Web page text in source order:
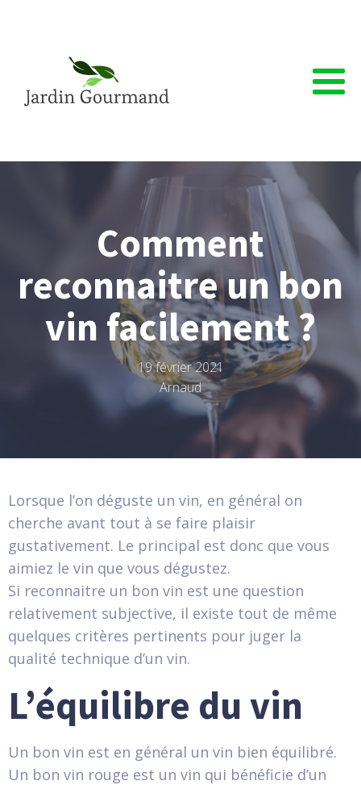
Comment
reconnaitre un bon
vin facilement ?
19 février 2021
Arnaud
Lorsque l’on déguste un vin, en général on
cherche avant tout à se faire plaisir
gustativement. Le principal est donc que vous
aimiez le vin que vous dégustez.
Si reconnaitre un bon vin est une question
relativement subjective, il existe tout de même
quelques critères pertinents pour juger la
qualité technique d’un vin.
L’équilibre du vin
Un bon vin est en général un vin bien équilibré.
Un bon vin rouge est un vin qui bénéficie d’un